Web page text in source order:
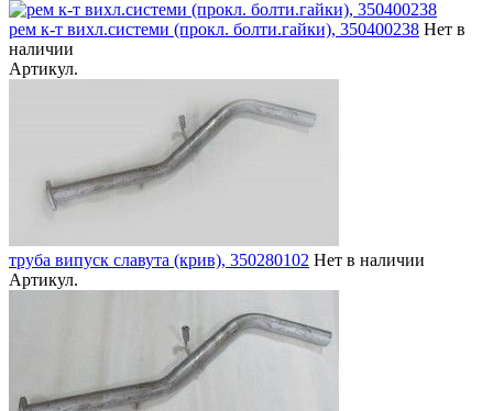
рем к-т вихл.системи (прокл. болти.гайки), 350400238 Нет в
наличии
Артикул.
труба випуск славута (крив), 350280102 Нет в наличии
Артикул.